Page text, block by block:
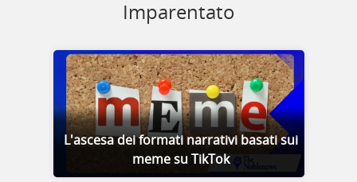
Imparentato
L'ascesa dei formati narrativi basati sui
meme su TikTok